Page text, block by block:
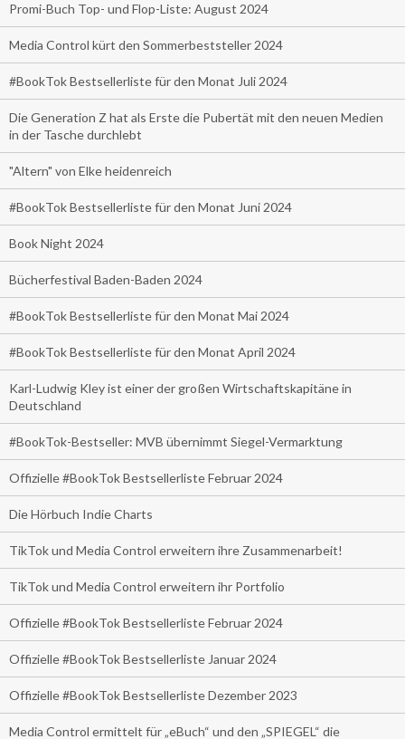
Promi-Buch Top- und Flop-Liste: August 2024
Media Control kürt den Sommerbeststeller 2024
#BookTok Bestsellerliste für den Monat Juli 2024
Die Generation Z hat als Erste die Pubertät mit den neuen Medien
in der Tasche durchlebt
"Altern" von Elke heidenreich
#BookTok Bestsellerliste für den Monat Juni 2024
Book Night 2024
Bücherfestival Baden-Baden 2024
#BookTok Bestsellerliste für den Monat Mai 2024
#BookTok Bestsellerliste für den Monat April 2024
Karl-Ludwig Kley ist einer der großen Wirtschaftskapitäne in
Deutschland
#BookTok-Bestseller: MVB übernimmt Siegel-Vermarktung
Offizielle #BookTok Bestsellerliste Februar 2024
Die Hörbuch Indie Charts
TikTok und Media Control erweitern ihre Zusammenarbeit!
TikTok und Media Control erweitern ihr Portfolio
Offizielle #BookTok Bestsellerliste Februar 2024
Offizielle #BookTok Bestsellerliste Januar 2024
Offizielle #BookTok Bestsellerliste Dezember 2023
Media Control ermittelt für „eBuch“ und den „SPIEGEL“ die